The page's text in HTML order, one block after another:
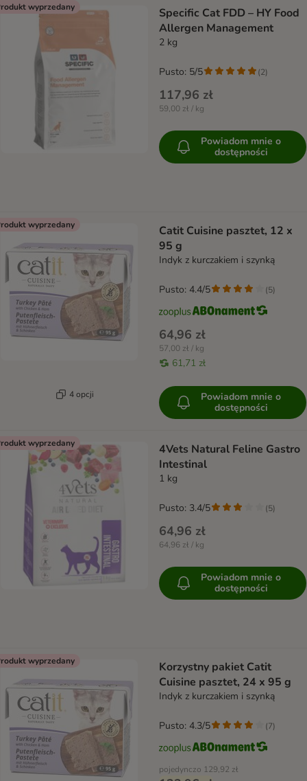
wyprzedany
Specific Cat FDD – HY Food
Allergen Management
2 kg
117,96 zł
59,00 zł / kg
Pusto: 5/5 (2)
Powiadom mnie o
dostępności
wyprzedany
4 opcji
Catit Cuisine pasztet, 12 x
95 g
Indyk z kurczakiem i szynką
64,96 zł
57,00 zł / kg
61,71 zł
Pusto: 4.4/5 (5)
Powiadom mnie o
dostępności
wyprzedany
4Vets Natural Feline Gastro
Intestinal
1 kg
64,96 zł
64,96 zł / kg
Pusto: 3.4/5 (5)
Powiadom mnie o
dostępności
wyprzedany
Korzystny pakiet Catit
Cuisine pasztet, 24 x 95 g
Indyk z kurczakiem i szynką
pojedynczo 129,92 zł
Pusto: 4.3/5 (7)